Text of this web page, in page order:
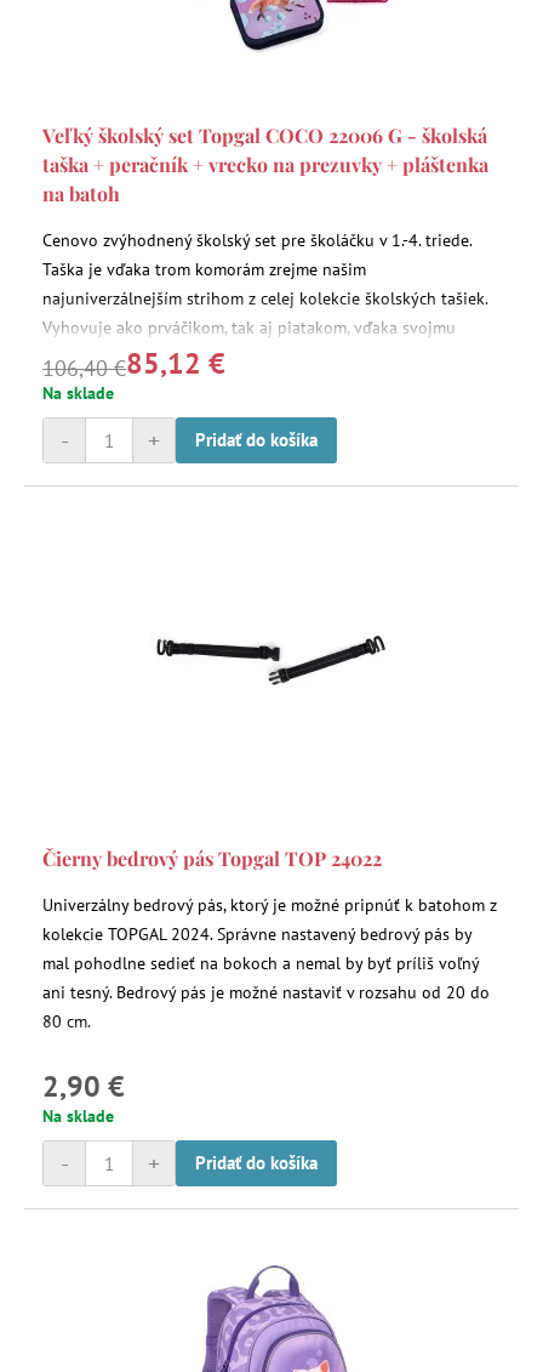
Veľký školský set Topgal COCO 22006 G - školská
taška + peračník + vrecko na prezuvky + pláštenka
na batoh
Cenovo zvýhodnený školský set pre školáčku v 1.-4. triede.
Taška je vďaka trom komorám zrejme našim
najuniverzálnejším strihom z celej kolekcie školských tašiek.
Vyhovuje ako prváčikom, tak aj piatakom, vďaka svojmu
objemu. Tento rok na akvarelom poňatom motíve s líškami a
kvietkami na fialovom pozadí.
106,40 €85,12 €
Na sklade
+
- Pridať do košíka
Čierny bedrový pás Topgal TOP 24022
Univerzálny bedrový pás, ktorý je možné pripnúť k batohom z
kolekcie TOPGAL 2024. Správne nastavený bedrový pás by
mal pohodlne sedieť na bokoch a nemal by byť príliš voľný
ani tesný. Bedrový pás je možné nastaviť v rozsahu od 20 do
80 cm.
2,90 €
Na sklade
+
- Pridať do košíka